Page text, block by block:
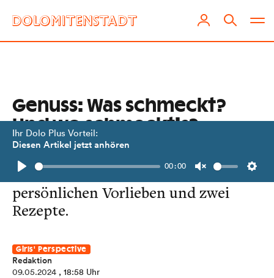
Ihr Dolo Plus Vorteil:
Diesen Artikel jetzt anhören
Play
00:00
Unmute
Genuss: Was schmeckt?
Und wo schmeckt’s?
Eine Podcast-Folge über das Essen!
Anna und Natalie verraten ihre
persönlichen Vorlieben und zwei
Rezepte.
Girls' Perspective
Redaktion
09.05.2024 , 18:58 Uhr